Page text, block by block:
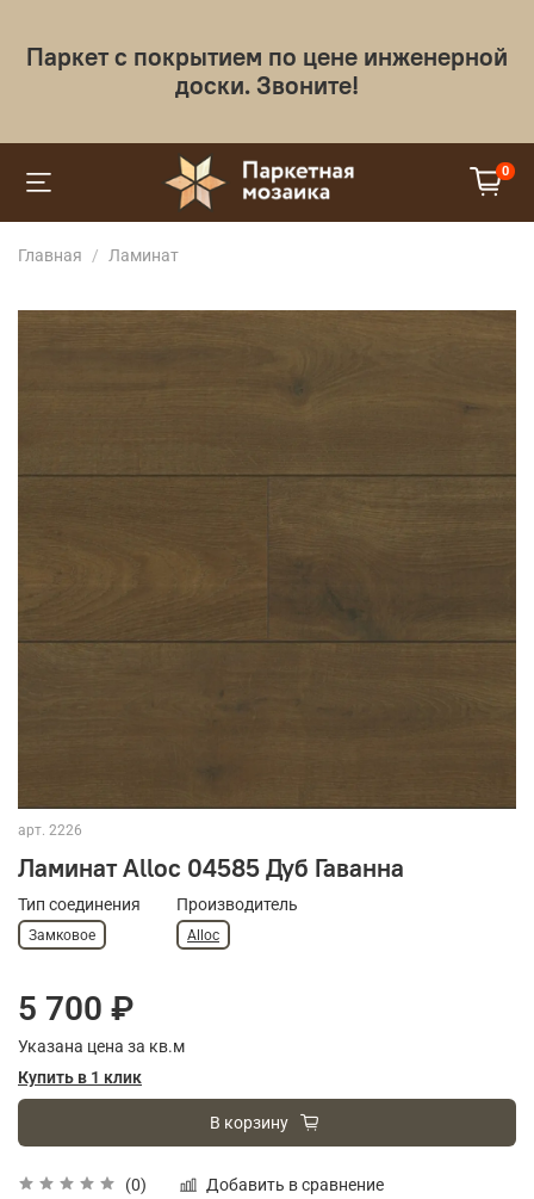
Паркет с покрытием по цене инженерной
доски. Звоните!
0
Главная Ламинат
арт. 2226
Ламинат Alloc 04585 Дуб Гаванна
(0) Добавить в сравнение
Тип соединения
Замковое
Производитель
Alloc
5 700 ₽
Указана цена за кв.м
Купить в 1 клик
В корзину